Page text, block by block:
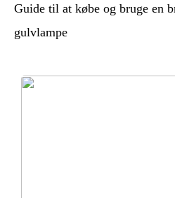
Guide til at købe og bruge en
gulvlampe